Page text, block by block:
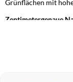
Grünflächen mit
Zentimetergenaue